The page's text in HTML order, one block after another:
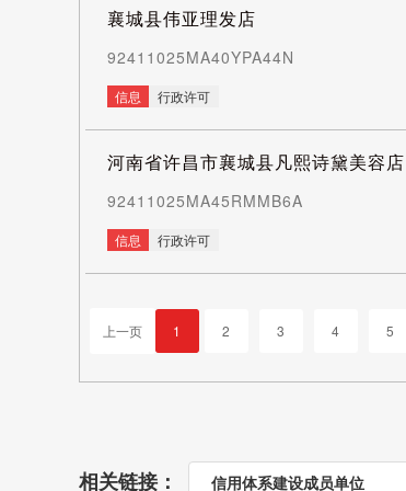
襄城县伟亚理发店
92411025MA40YPA44N
信息 行政许可
河南省许昌市襄城县凡熙诗黛美容店
92411025MA45RMMB6A
信息 行政许可
上一页 1 2 3 4 5
相关链接： 信用体系建设成员单位